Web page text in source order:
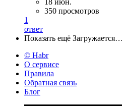
18 июн.
350 просмотров
1
ответ
Показать ещё Загружается…
© Habr
О сервисе
Правила
Обратная связь
Блог